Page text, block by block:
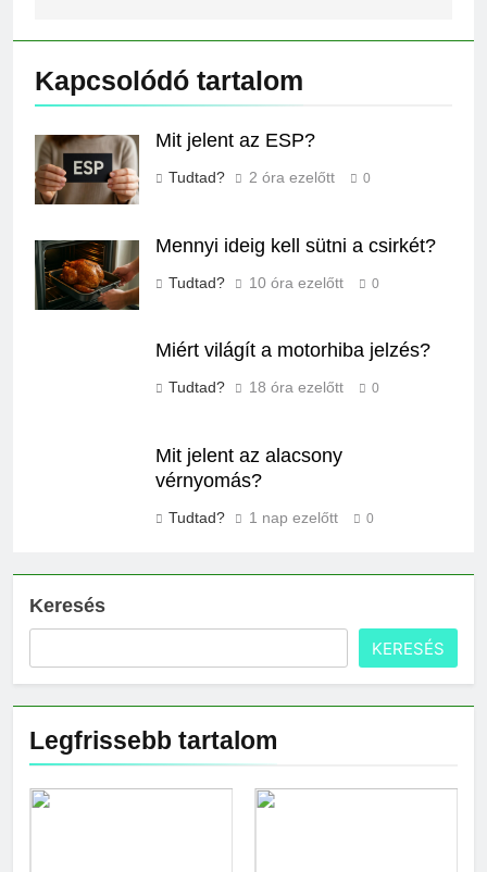
Kapcsolódó tartalom
Mit jelent az ESP?
Tudtad? 2 óra ezelőtt 0
Mennyi ideig kell sütni a csirkét?
Tudtad? 10 óra ezelőtt 0
Miért világít a motorhiba jelzés?
Tudtad? 18 óra ezelőtt 0
Mit jelent az alacsony
vérnyomás?
Tudtad? 1 nap ezelőtt 0
Keresés
KERESÉS
Legfrissebb tartalom